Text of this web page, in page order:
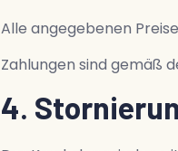
Alle angegebenen
Zahlungen sind gemäß
4.